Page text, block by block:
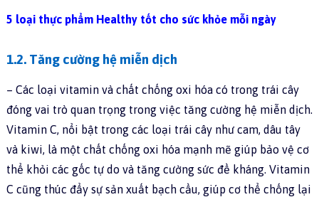
5 loại thực phẩm Healthy tốt cho sức khỏe mỗi ngày
1.2. Tăng cường hệ miễn dịch
– Các loại vitamin và chất chống oxi hóa có trong trái cây
đóng vai trò quan trọng trong việc tăng cường hệ miễn dịch.
Vitamin C, nổi bật trong các loại trái cây như cam, dâu tây
và kiwi, là một chất chống oxi hóa mạnh mẽ giúp bảo vệ cơ
thể khỏi các gốc tự do và tăng cường sức đề kháng. Vitamin
C cũng thúc đẩy sự sản xuất bạch cầu, giúp cơ thể chống lại